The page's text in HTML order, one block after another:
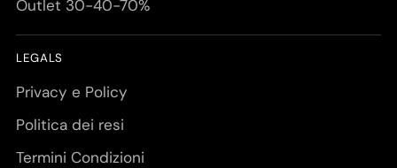
Outlet 30-40-70%
LEGALS
Privacy e Policy
Politica dei resi
Termini Condizioni